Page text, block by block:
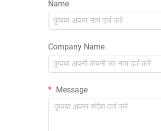
Name
Company Name
Message